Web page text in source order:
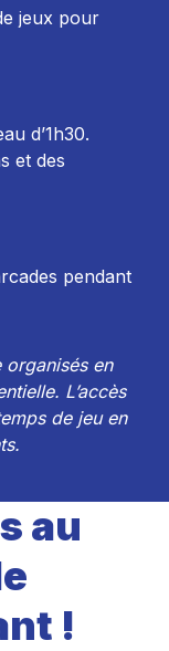
jeux pour
d’1h30.
et des
pendant
organisés en
L’accès
de jeu en
au
!